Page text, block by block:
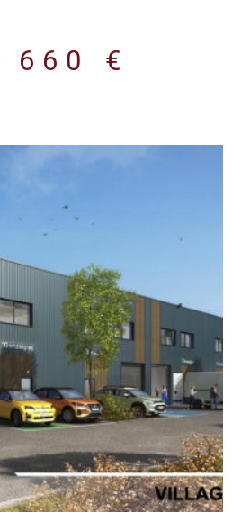
660 €
LE BIEN